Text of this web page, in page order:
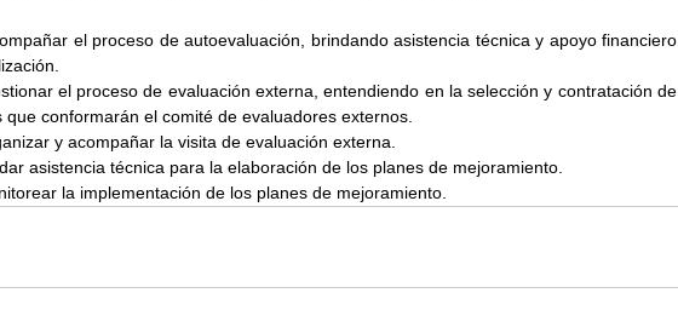
el proceso de autoevaluación, brindando asistencia técnica y apoyo financiero
el proceso de evaluación externa, entendiendo en la selección y contratación de
que conformarán el comité de evaluadores externos.
y acompañar la visita de evaluación externa.
asistencia técnica para la elaboración de los planes de mejoramiento.
la implementación de los planes de mejoramiento.